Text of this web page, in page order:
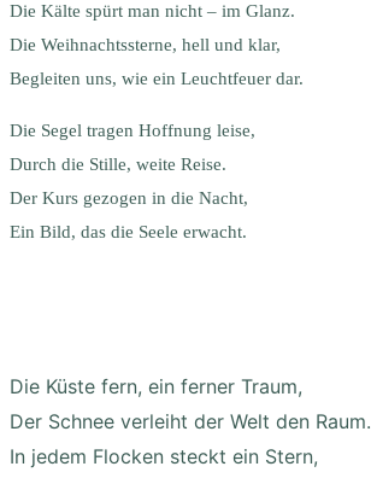
Die Kälte spürt man nicht – im Glanz.
Die Weihnachtssterne, hell und klar,
Begleiten uns, wie ein Leuchtfeuer dar.
Die Segel tragen Hoffnung leise,
Durch die Stille, weite Reise.
Der Kurs gezogen in die Nacht,
Ein Bild, das die Seele erwacht.
Die Küste fern, ein ferner Traum,
Der Schnee verleiht der Welt den Raum.
In jedem Flocken steckt ein Stern,